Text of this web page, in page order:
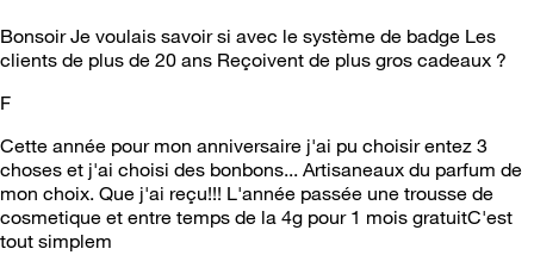
Bonsoir Je voulais savoir si avec le système de badge Les
clients de plus de 20 ans Reçoivent de plus gros cadeaux ?
F
Cette année pour mon anniversaire j'ai pu choisir entez 3
choses et j'ai choisi des bonbons... Artisaneaux du parfum de
mon choix. Que j'ai reçu!!! L'année passée une trousse de
cosmetique et entre temps de la 4g pour 1 mois gratuitC'est
tout simplem